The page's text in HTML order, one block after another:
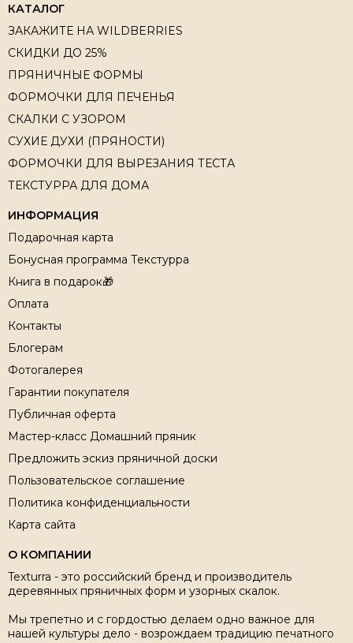
КАТАЛОГ
ЗАКАЖИТЕ НА WILDBERRIES
СКИДКИ ДО 25%
ПРЯНИЧНЫЕ ФОРМЫ
ФОРМОЧКИ ДЛЯ ПЕЧЕНЬЯ
СКАЛКИ С УЗОРОМ
СУХИЕ ДУХИ (ПРЯНОСТИ)
ФОРМОЧКИ ДЛЯ ВЫРЕЗАНИЯ ТЕСТА
ТЕКСТУРРА ДЛЯ ДОМА
ИНФОРМАЦИЯ
Подарочная карта
Бонусная программа Текстурра
Книга в подарок🎁
Оплата
Контакты
Блогерам
Фотогалерея
Гарантии покупателя
Публичная оферта
Мастер-класс Домашний пряник
Предложить эскиз пряничной доски
Пользовательское соглашение
Политика конфиденциальности
Карта сайта
О КОМПАНИИ
Texturra - это российский бренд и производитель
деревянных пряничных форм и узорных скалок.
Мы трепетно и с гордостью делаем одно важное для
нашей культуры дело - возрождаем традицию печатного